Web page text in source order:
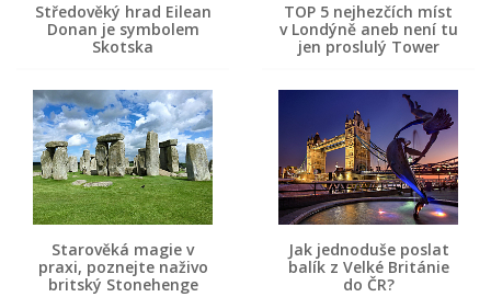
Středověký hrad Eilean
Donan je symbolem
Skotska
TOP 5 nejhezčích míst
v Londýně aneb není tu
jen proslulý Tower
Starověká magie v
praxi, poznejte naživo
britský Stonehenge
Jak jednoduše poslat
balík z Velké Británie
do ČR?